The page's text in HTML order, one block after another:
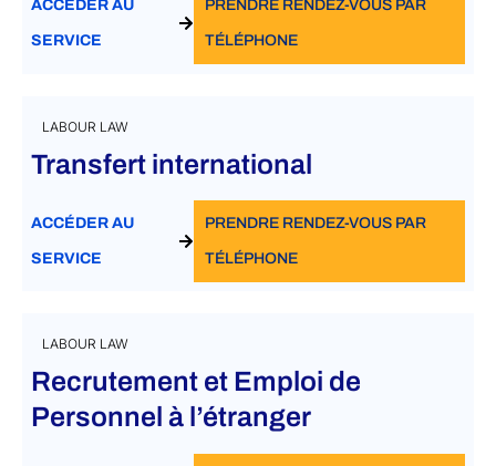
ACCÉDER AU
SERVICE
PRENDRE RENDEZ-VOUS PAR
TÉLÉPHONE
LABOUR LAW
Transfert international
ACCÉDER AU
SERVICE
PRENDRE RENDEZ-VOUS PAR
TÉLÉPHONE
LABOUR LAW
Recrutement et Emploi de
Personnel à l’étranger